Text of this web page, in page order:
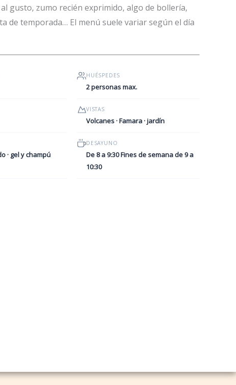
gusto, zumo recién exprimido, algo de bollería,
de temporada… El menú suele variar según el día
HUÉSPEDES
2 personas max.
VISTAS
Volcanes · Famara · jardín
· gel y champú
DESAYUNO
De 8 a 9:30 Fines de semana de 9 a
10:30